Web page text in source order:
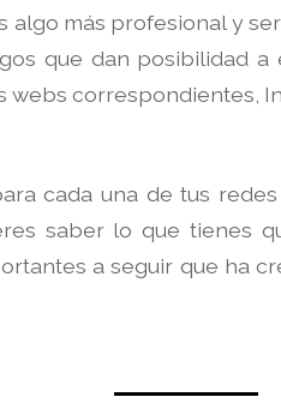
más profesional y
que dan posibilidad
correspondientes,
cada una de tus
saber lo que tienes
a seguir que ha